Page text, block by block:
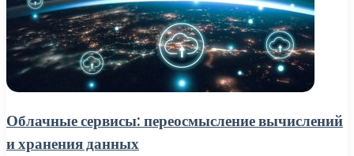
Облачные сервисы: переосмысление вычислений
и хранения данных